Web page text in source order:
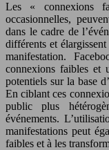
Les « connexions
occasionnelles,
dans le cadre de
différents et
manifestation.
connexions faibles et
potentiels sur la base
En ciblant ces
public plus
événements.
manifestations peut
faibles et à les